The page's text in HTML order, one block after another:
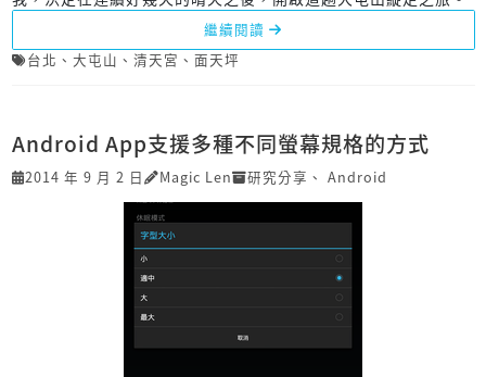
繼續閱讀
台北 、 大屯山 、 清天宮 、 面天坪
Android App支援多種不同螢幕規格的方式
2014 年 9 月 2 日 Magic Len 研究分享 、 Android